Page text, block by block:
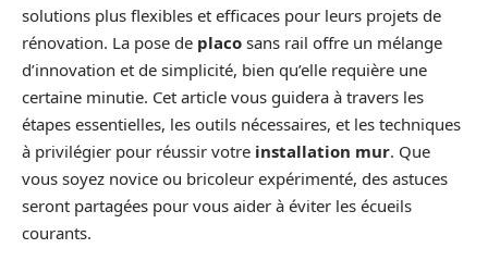
solutions plus flexibles et efficaces pour leurs projets de
rénovation. La pose de placo sans rail offre un mélange
d’innovation et de simplicité, bien qu’elle requière une
certaine minutie. Cet article vous guidera à travers les
étapes essentielles, les outils nécessaires, et les techniques
à privilégier pour réussir votre installation mur. Que
vous soyez novice ou bricoleur expérimenté, des astuces
seront partagées pour vous aider à éviter les écueils
courants.